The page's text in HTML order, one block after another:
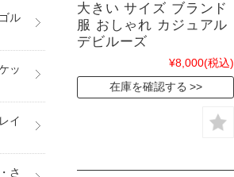
大きい サイズ ブランド
服 おしゃれ カジュアル
デビルーズ
¥8,000(税込)
在庫を確認する
ル
ッ
イ
さ